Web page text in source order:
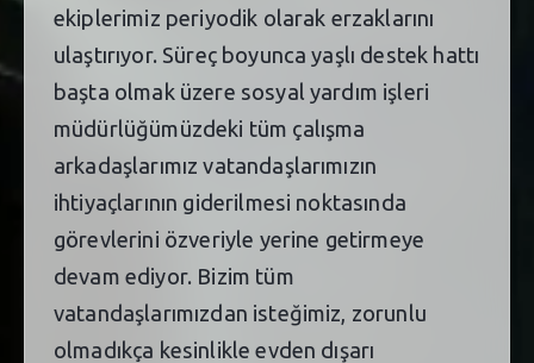
ekiplerimiz periyodik olarak erzaklarını
ulaştırıyor. Süreç boyunca yaşlı destek hattı
başta olmak üzere sosyal yardım işleri
müdürlüğümüzdeki tüm çalışma
arkadaşlarımız vatandaşlarımızın
ihtiyaçlarının giderilmesi noktasında
görevlerini özveriyle yerine getirmeye
devam ediyor. Bizim tüm
vatandaşlarımızdan isteğimiz, zorunlu
olmadıkça kesinlikle evden dışarı